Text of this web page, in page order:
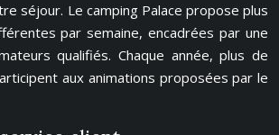
séjour. Le camping Palace propose plus
par semaine, encadrées par une
qualifiés. Chaque année, plus de
aux animations proposées par le